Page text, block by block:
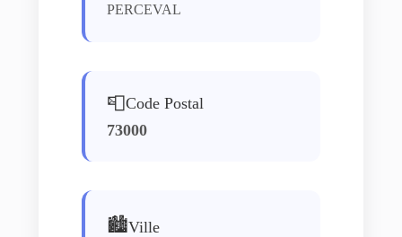
PERCEVAL
📮Code Postal
73000
🏙️Ville